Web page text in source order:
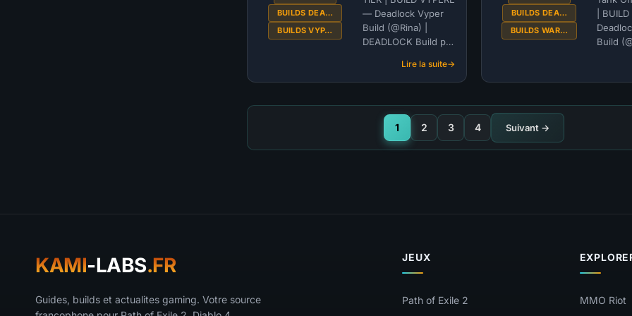
(@rina)
|
DEADLOCK
BUILDS DEA…
BUILDS VYP…
— Deadlock Vyper
Build (@Rina) |
DEADLOCK Build par
2026-03-22 S-TIER
Article de Kami
Build Le Build...
Lire la suite
:
S-
BUILD
VYPÈRE
—
BUILDS DEA…
BUILDS WAR…
|
Build
jour le
1 2 3 4 Suivant →
KAMI-LABS.FR
Guides, builds et actualites gaming. Votre source
JEUX
Path of Exile 2 MMO Riot